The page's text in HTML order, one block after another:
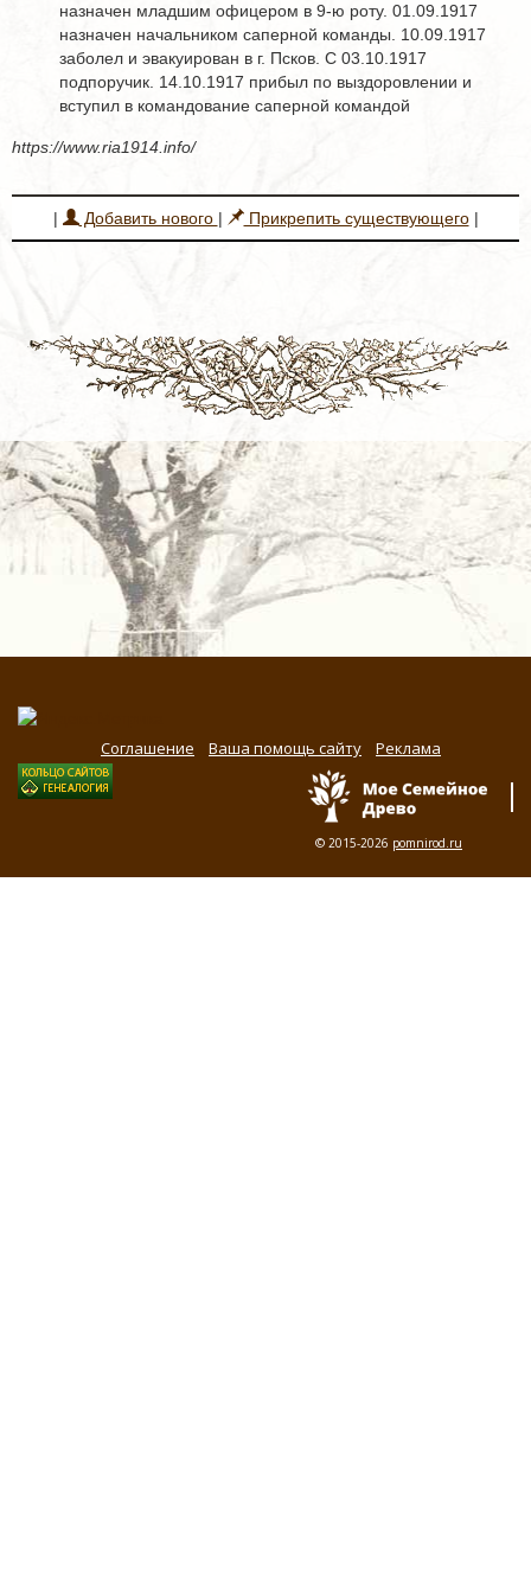
назначен младшим офицером в 9-ю роту. 01.09.1917
назначен начальником саперной команды. 10.09.1917
заболел и эвакуирован в г. Псков. С 03.10.1917
подпоручик. 14.10.1917 прибыл по выздоровлении и
вступил в командование саперной командой
https://www.ria1914.info/
| Добавить нового | Прикрепить существующего|
Соглашение Ваша помощь сайту Реклама
© 2015-2026 pomnirod.ru